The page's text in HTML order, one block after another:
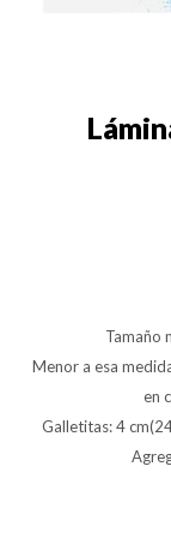
Tamaño
Menor a esa
en
Galletitas: 4